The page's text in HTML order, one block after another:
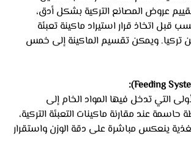
عروض المصانع التركية بشكل أدق،
قبل اتخاذ قرار استيراد ماكينة تعبئة
تركيا. ويمكن تقسيم الماكينة إلى خمس
التي تدخل فيها المواد الخام إلى
عند مقارنة ماكينات التعبئة التركية،
ينعكس مباشرة على دقة الوزن واستقرار